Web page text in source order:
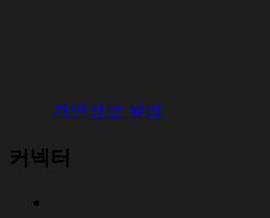
개인정보 설정
커넥터